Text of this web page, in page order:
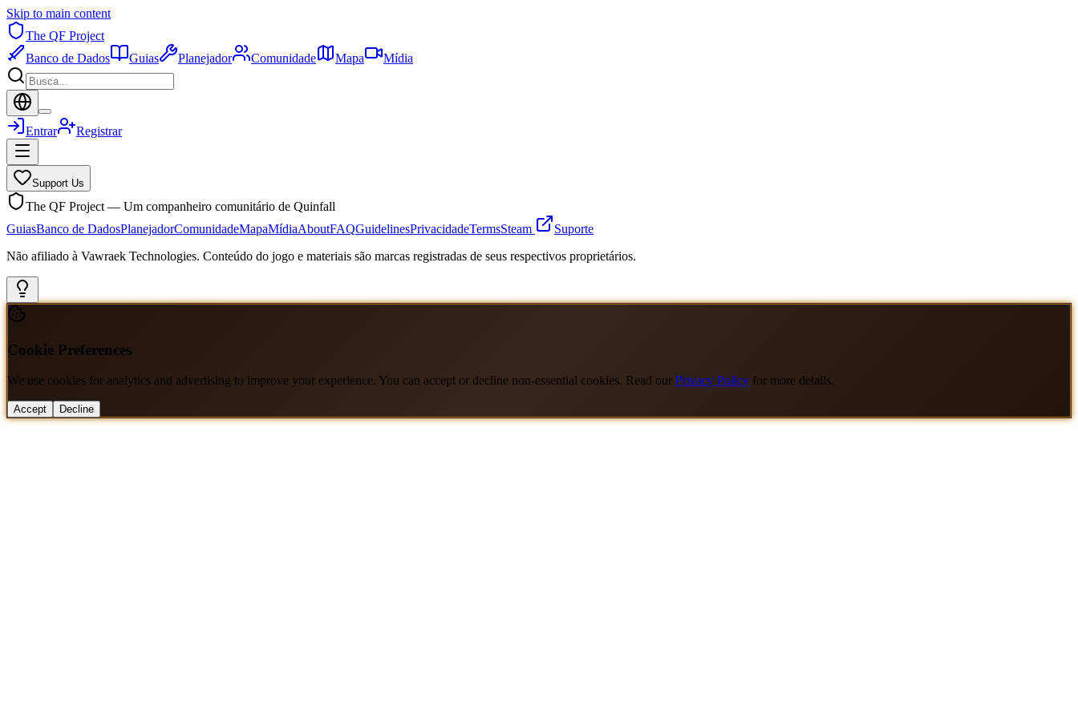
Skip to main content
The QF Project
Banco de Dados
Guias Planejador Comunidade Mapa Mídia
Entrar Registrar
Support Us
The QF Project — Um companheiro comunitário de Quinfall
GuiasBanco de DadosPlanejadorComunidadeMapaMídiaAboutFAQGuidelinesPrivacidadeTermsSteam
Suporte
Não afiliado à Vawraek Technologies. Conteúdo do jogo e materiais são marcas registradas de seus respectivos proprietários.
Cookie Preferences
We use cookies for analytics and advertising to improve your experience. You can accept or decline non-essential cookies. Read our Privacy Policy for more details.
Accept Decline